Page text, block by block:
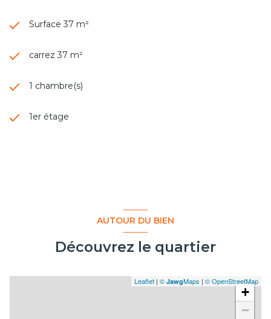
Surface 37 m²
carrez 37 m²
1 chambre(s)
1er étage
AUTOUR DU BIEN
Découvrez le quartier
+
−
Leaflet | © JawgMaps | © OpenStreetMap